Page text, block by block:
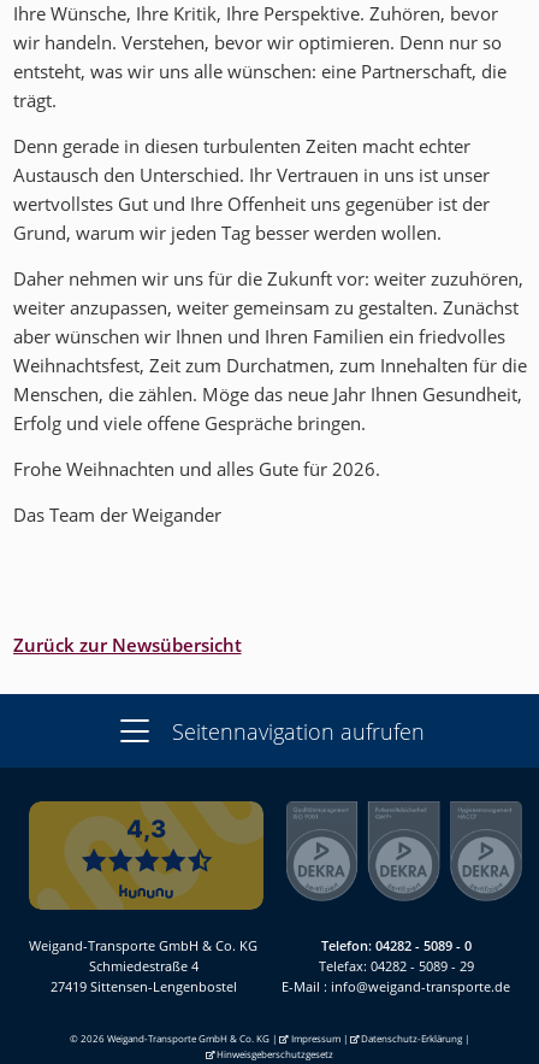
Ihre Wünsche, Ihre Kritik, Ihre Perspektive. Zuhören, bevor
wir handeln. Verstehen, bevor wir optimieren. Denn nur so
entsteht, was wir uns alle wünschen: eine Partnerschaft, die
trägt.
Denn gerade in diesen turbulenten Zeiten macht echter
Austausch den Unterschied. Ihr Vertrauen in uns ist unser
wertvollstes Gut und Ihre Offenheit uns gegenüber ist der
Grund, warum wir jeden Tag besser werden wollen.
Daher nehmen wir uns für die Zukunft vor: weiter zuzuhören,
weiter anzupassen, weiter gemeinsam zu gestalten. Zunächst
aber wünschen wir Ihnen und Ihren Familien ein friedvolles
Weihnachtsfest, Zeit zum Durchatmen, zum Innehalten für die
Menschen, die zählen. Möge das neue Jahr Ihnen Gesundheit,
Erfolg und viele offene Gespräche bringen.
Frohe Weihnachten und alles Gute für 2026.
Das Team der Weigander
Zurück zur Newsübersicht
Seitennavigation aufrufen
Weigand-Transporte GmbH & Co. KG
Schmiedestraße 4
27419 Sittensen-Lengenbostel
Telefon: 04282 - 5089 - 0
Telefax: 04282 - 5089 - 29
E-Mail : info@weigand-transporte.de
© 2026 Weigand-Transporte GmbH & Co. KG | Impressum| Datenschutz-Erklärung |
Hinweisgeberschutzgesetz